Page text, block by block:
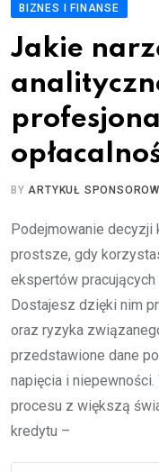
BIZNES I FINANSE
Jakie
BYARTYKUŁ
Podejmowanie decyzji
prostsze, gdy
ekspertów
Dostajesz dzięki nim
oraz ryzyka
przedstawione dane
napięcia i
procesu z większą
kredytu –